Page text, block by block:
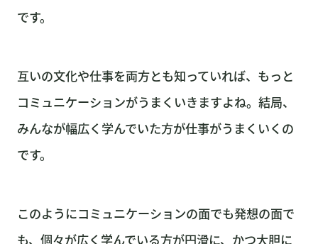
です。
互いの文化や仕事を両方とも知っていれば、もっと
コミュニケーションがうまくいきますよね。結局、
みんなが幅広く学んでいた方が仕事がうまくいくの
です。
このようにコミュニケーションの面でも発想の面で
も、個々が広く学んでいる方が円滑に、かつ大胆に